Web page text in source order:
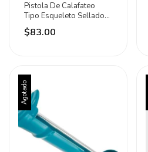
Pistola De Calafateo
Tipo Esqueleto Sellador
Silicon Cnx
$83.00
Agotado